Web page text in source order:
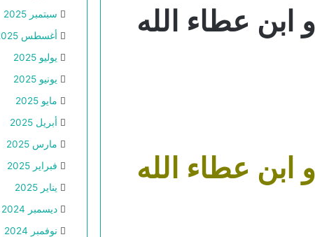
عطاء الله
عطاء الله
سبتمبر 2025
أغسطس 2025
يوليو 2025
يونيو 2025
مايو 2025
أبريل 2025
مارس 2025
فبراير 2025
يناير 2025
ديسمبر 2024
نوفمبر 2024